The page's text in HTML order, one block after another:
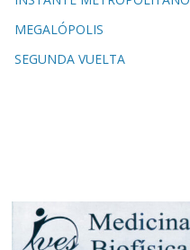
MEGALÓPOLIS
SEGUNDA VUELTA